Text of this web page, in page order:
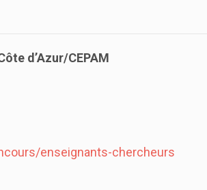
d’Azur/CEPAM
enseignants-chercheurs